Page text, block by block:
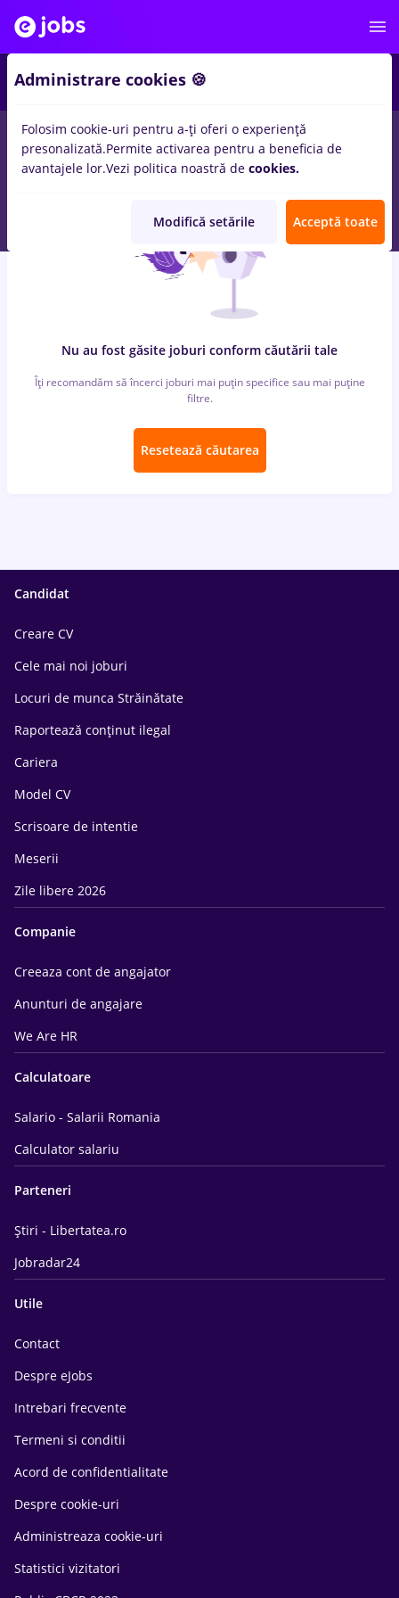
locuri de muncasofer bcein Remote (de acasa)
experientainTransport / Distributie, IT / Telecom
Nu au fost găsite joburi conform căutării tale
Îți recomandăm să încerci joburi mai puțin specifice sau mai puține
filtre.
Resetează căutarea
Candidat
Creare CV
Cele mai noi joburi
Locuri de munca Străinătate
Raportează conținut ilegal
Cariera
Model CV
Scrisoare de intentie
Meserii
Zile libere 2026
Companie
Creeaza cont de angajator
Anunturi de angajare
We Are HR
Calculatoare
Salario - Salarii Romania
Calculator salariu
Parteneri
Știri - Libertatea.ro
Jobradar24
Utile
Contact
Despre eJobs
Intrebari frecvente
Termeni si conditii
Acord de confidentialitate
Despre cookie-uri
Administreaza cookie-uri
Statistici vizitatori
Administrare cookies 🍪
Folosim cookie-uri pentru a-ți oferi o experiență
presonalizată.Permite activarea pentru a beneficia de
avantajele lor.Vezi politica noastră de cookies.
Modifică setările Acceptă toate